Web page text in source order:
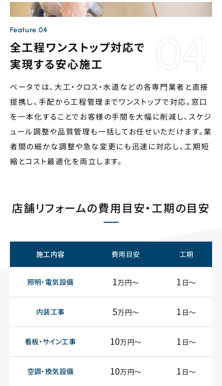
Feature.04
全工程ワンストップ対応で
実現する安心施工
ベータでは、大工・クロス・水道などの各専門業者と直接
提携し、手配から工程管理までワンストップで対応。窓口
を一本化することでお客様の手間を大幅に削減し、スケジ
ュール調整や品質管理も一括してお任せいただけます。業
者間の細かな調整や急な変更にも迅速に対応し、工期短
縮とコスト最適化を両立します。
店舗リフォームの費用目安・工期の目安
施工内容 費用目安 工期
照明・電気設備 1万円〜 1 日〜
内装工事 5万円〜 1 日〜
看板・サイン工事 10万円〜 1 日〜
空調・換気設備 10万円〜 1 日〜